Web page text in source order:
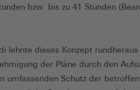
bzw. bis zu 41 Stunden
lehnte dieses Konzept
der Pläne durch den
umfassenden Schutz der